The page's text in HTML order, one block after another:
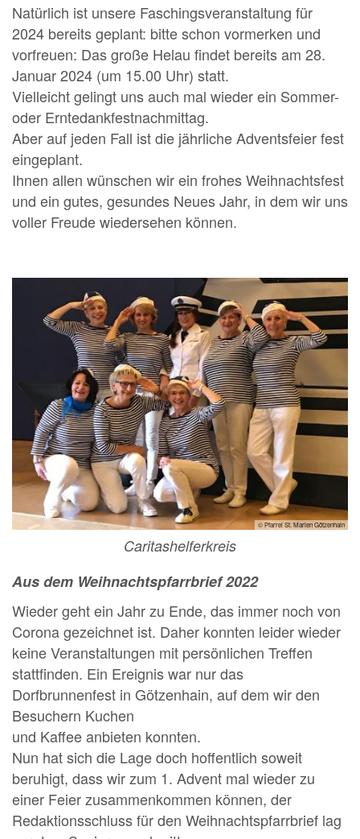
Natürlich ist unsere Faschingsveranstaltung für
2024 bereits geplant: bitte schon vormerken und
vorfreuen: Das große Helau findet bereits am 28.
Januar 2024 (um 15.00 Uhr) statt.
Vielleicht gelingt uns auch mal wieder ein Sommer-
oder Erntedankfestnachmittag.
Aber auf jeden Fall ist die jährliche Adventsfeier fest
eingeplant.
Ihnen allen wünschen wir ein frohes Weihnachtsfest
und ein gutes, gesundes Neues Jahr, in dem wir uns
voller Freude wiedersehen können.
© Pfarrei St. Marien Götzenhain
Caritashelferkreis
Aus dem Weihnachtspfarrbrief 2022
Wieder geht ein Jahr zu Ende, das immer noch von
Corona gezeichnet ist. Daher konnten leider wieder
keine Veranstaltungen mit persönlichen Treffen
stattfinden. Ein Ereignis war nur das
Dorfbrunnenfest in Götzenhain, auf dem wir den
Besuchern Kuchen
und Kaffee anbieten konnten.
Nun hat sich die Lage doch hoffentlich soweit
beruhigt, dass wir zum 1. Advent mal wieder zu
einer Feier zusammenkommen können, der
Redaktionsschluss für den Weihnachtspfarrbrief lag